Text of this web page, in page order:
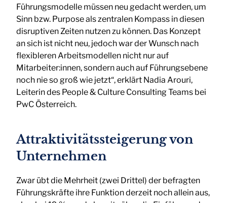
Führungsmodelle müssen neu gedacht werden, um
Sinn bzw. Purpose als zentralen Kompass in diesen
disruptiven Zeiten nutzen zu können. Das Konzept
an sich ist nicht neu, jedoch war der Wunsch nach
flexibleren Arbeitsmodellen nicht nur auf
Mitarbeiter:innen, sondern auch auf Führungsebene
noch nie so groß wie jetzt“, erklärt Nadia Arouri,
Leiterin des People & Culture Consulting Teams bei
PwC Österreich.
Attraktivitätssteigerung von
Unternehmen
Zwar übt die Mehrheit (zwei Drittel) der befragten
Führungskräfte ihre Funktion derzeit noch allein aus,